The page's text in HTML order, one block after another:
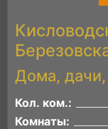
Дома, дачи,
Кол. ком.:
Комнаты: